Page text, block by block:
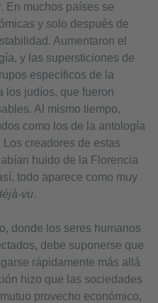
En muchos países se
y solo después de
Aumentaron el
y las supersticiones de
específicos de la
los judíos, que fueron
Al mismo tiempo,
como los de la antología
creadores de estas
huido de la Florencia
todo aparece como muy
vu.
donde los seres humanos
debe suponerse que
rápidamente más allá
hizo que las sociedades
provecho económico,